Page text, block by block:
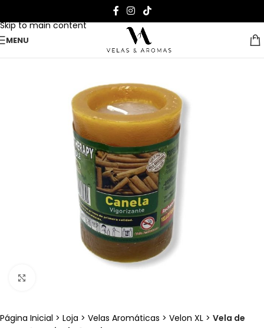
Skip to main content
MENU
Página Inicial > Loja > Velas Aromáticas > Velon XL > Vela de